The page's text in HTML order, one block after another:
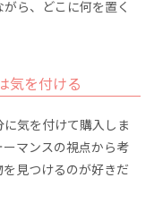
ら、どこに何を置く
気を付ける
気を付けて購入しま
マンスの視点から考
見つけるのが好きだ